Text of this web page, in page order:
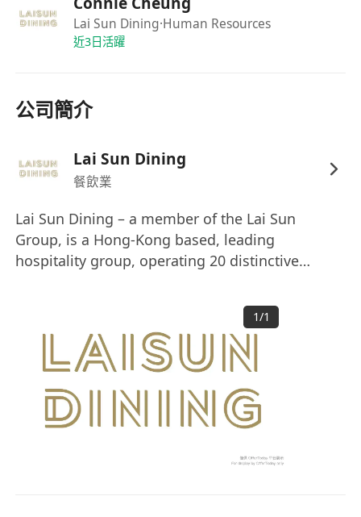
On the Job Training 在職培訓
Discretionary Bonus 酌情花紅
Lai Sun Dining·Human Resources
近3日活躍
公司簡介
Lai Sun Dining
餐飲業
Lai Sun Dining – a member of the Lai Sun
Group, is a Hong-Kong based, leading
hospitality group, operating 20 distinctive
of 8 MICHELIN Stars counted in the group’s
portfolio plus 3 exclusive private clubs.
1/1